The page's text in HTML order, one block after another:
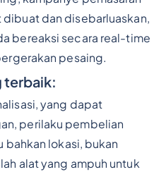
dan disebarluaskan,
bereaksi secara real-time
pesaing.
terbaik:
yang dapat
perilaku pembelian
bahkan lokasi, bukan
alat yang ampuh untuk